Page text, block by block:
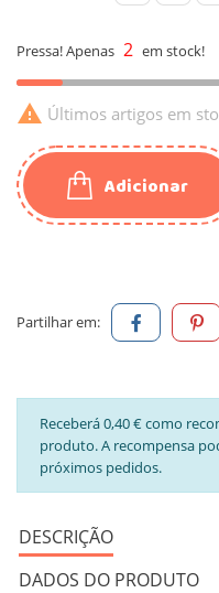
Pressa! Apenas 2 em stock!
 Últimos artigos em
Adicionar
Partilhar em:
Receberá 0,40 € como
produto. A recompensa
próximos pedidos.
DESCRIÇÃO
DADOS DO PRODUTO